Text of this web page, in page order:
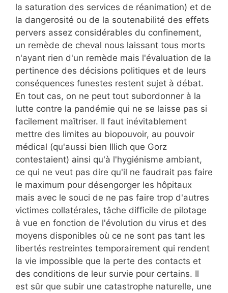
la saturation des services de réanimation) et de
la dangerosité ou de la soutenabilité des effets
pervers assez considérables du confinement,
un remède de cheval nous laissant tous morts
n'ayant rien d'un remède mais l'évaluation de la
pertinence des décisions politiques et de leurs
conséquences funestes restent sujet à débat.
En tout cas, on ne peut tout subordonner à la
lutte contre la pandémie qui ne se laisse pas si
facilement maîtriser. Il faut inévitablement
mettre des limites au biopouvoir, au pouvoir
médical (qu'aussi bien Illich que Gorz
contestaient) ainsi qu'à l'hygiénisme ambiant,
ce qui ne veut pas dire qu'il ne faudrait pas faire
le maximum pour désengorger les hôpitaux
mais avec le souci de ne pas faire trop d'autres
victimes collatérales, tâche difficile de pilotage
à vue en fonction de l'évolution du virus et des
moyens disponibles où ce ne sont pas tant les
libertés restreintes temporairement qui rendent
la vie impossible que la perte des contacts et
des conditions de leur survie pour certains. Il
est sûr que subir une catastrophe naturelle, une